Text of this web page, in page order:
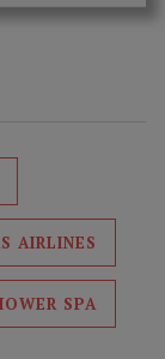
AIRLINES
SPA